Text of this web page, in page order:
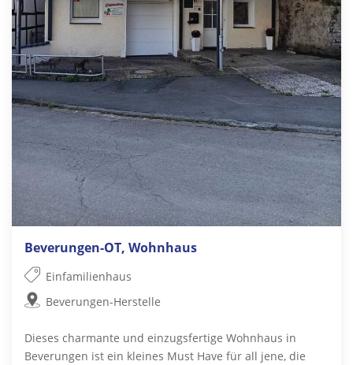
Beverungen-OT, Wohnhaus
Einfamilienhaus
Beverungen-Herstelle
Dieses charmante und einzugsfertige Wohnhaus in
Beverungen ist ein kleines Must Have für all jene, die